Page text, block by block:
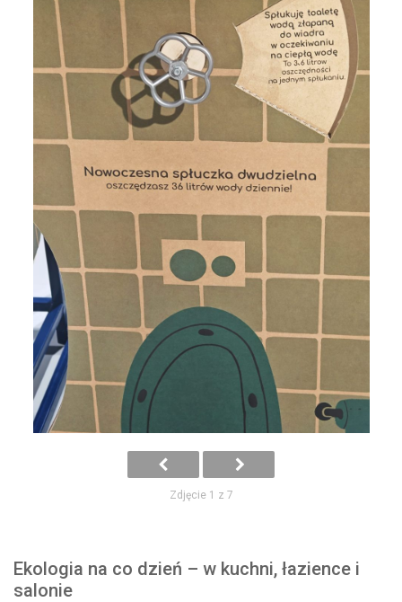
Zdjęcie 1 z 7
Ekologia na co dzień – w kuchni, łazience i
salonie